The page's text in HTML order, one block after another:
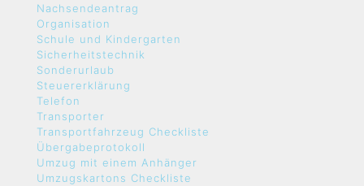
Nachsendeantrag
Organisation
Schule und Kindergarten
Sicherheitstechnik
Sonderurlaub
Steuererklärung
Telefon
Transporter
Transportfahrzeug Checkliste
Übergabeprotokoll
Umzug mit einem Anhänger
Umzugskartons Checkliste